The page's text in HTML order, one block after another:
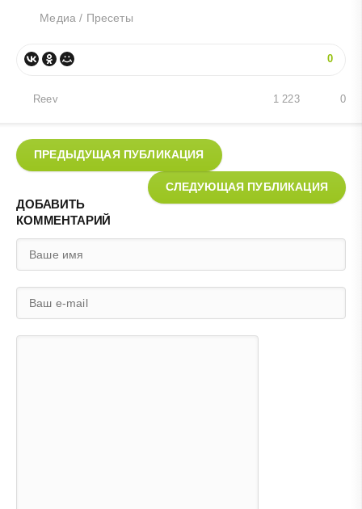
Медиа / Пресеты
0
Reev 0
1 223
ПРЕДЫДУЩАЯ ПУБЛИКАЦИЯ
СЛЕДУЮЩАЯ ПУБЛИКАЦИЯ
ДОБАВИТЬ
КОММЕНТАРИЙ